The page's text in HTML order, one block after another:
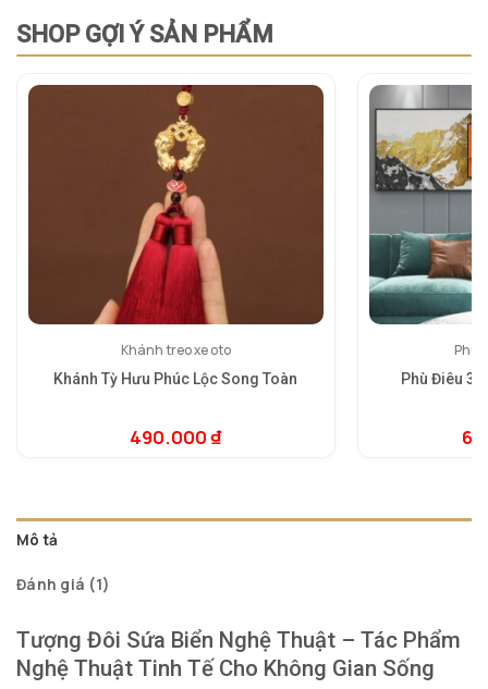
SHOP GỢI Ý SẢN PHẨM
Khánh treo xe oto
Khánh Tỳ Hưu Phúc Lộc Song Toàn
490.000₫
Phù
Phù Điêu
Mô tả
Đánh giá (1)
Tượng Đôi Sứa Biển Nghệ Thuật – Tác Phẩm
Nghệ Thuật Tinh Tế Cho Không Gian Sống